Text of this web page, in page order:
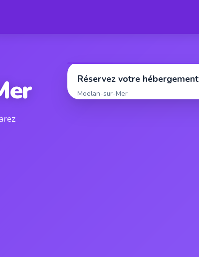
Réservez votre hébergement
Moëlan-sur-Mer